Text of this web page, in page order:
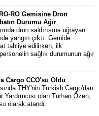
RO Gemisine Dron
Durumu Ağır
dron saldırısına uğrayan
yangın çıktı. Gemide
tahliye edilirken, ilk
sağlık durumunun ağır
Cargo CCO'su Oldu
THY'nin Turkish Cargo'dan
Yardımcısı olan Turhan Özen,
olarak atandı.